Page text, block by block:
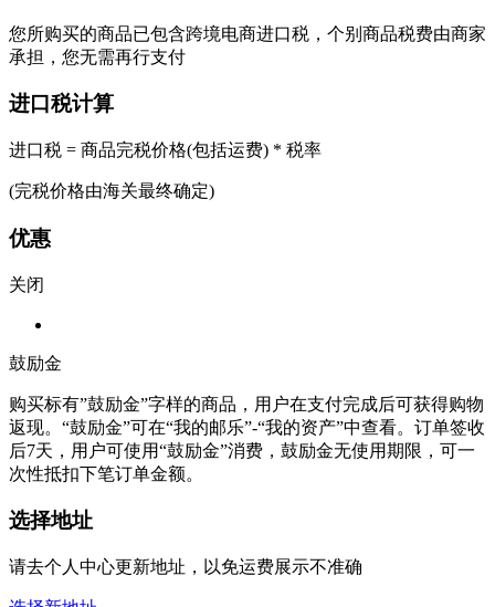
您所购买的商品已包含跨境电商进口税，个别商品税费由商家
承担，您无需再行支付
进口税计算
进口税 = 商品完税价格(包括运费) * 税率
(完税价格由海关最终确定)
优惠
关闭
鼓励金
购买标有”鼓励金”字样的商品，用户在支付完成后可获得购物
返现。“鼓励金”可在“我的邮乐”-“我的资产”中查看。订单签收
后7天，用户可使用“鼓励金”消费，鼓励金无使用期限，可一
次性抵扣下笔订单金额。
选择地址
请去个人中心更新地址，以免运费展示不准确